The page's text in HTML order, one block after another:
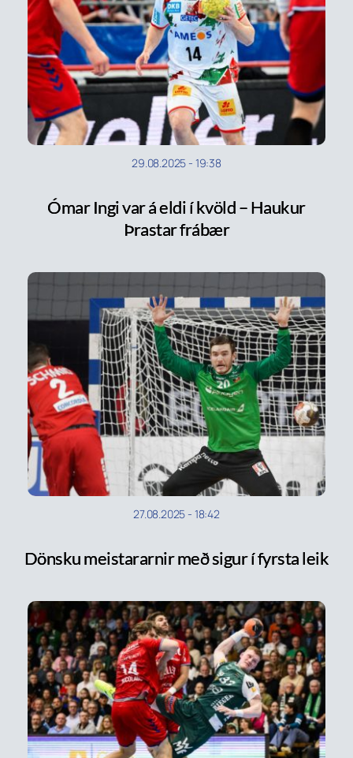
29.08.2025 - 19:38
Ómar Ingi var á eldi í kvöld – Haukur
Þrastar frábær
27.08.2025 - 18:42
Dönsku meistararnir með sigur í fyrsta leik